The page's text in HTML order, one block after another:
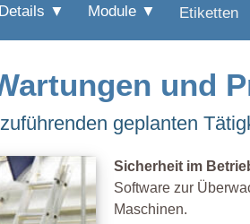
Details ▼ Module ▼ Etiketten
und
geplanten
Sicherheit im
Software zur
Maschinen.